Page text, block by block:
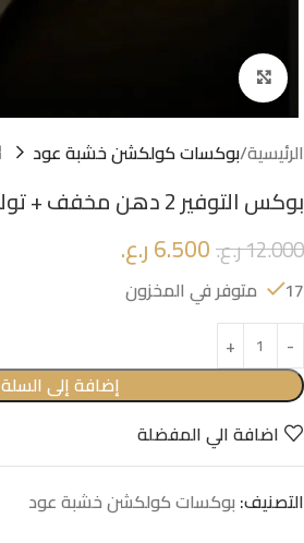
Click to enlarge
الرئيسية بوكسات كولكشن خشبة عود
بوكس التوفير 2 دهن مخفف + توله حطب تايجر
12.000ر.ع.6.500ر.ع.
17 متوفر في المخزون
إضافة إلى السلة
اضافة الي المفضلة
التصنيف: بوكسات كولكشن خشبة عود